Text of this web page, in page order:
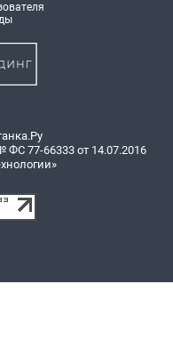
77-66333 от 14.07.2016